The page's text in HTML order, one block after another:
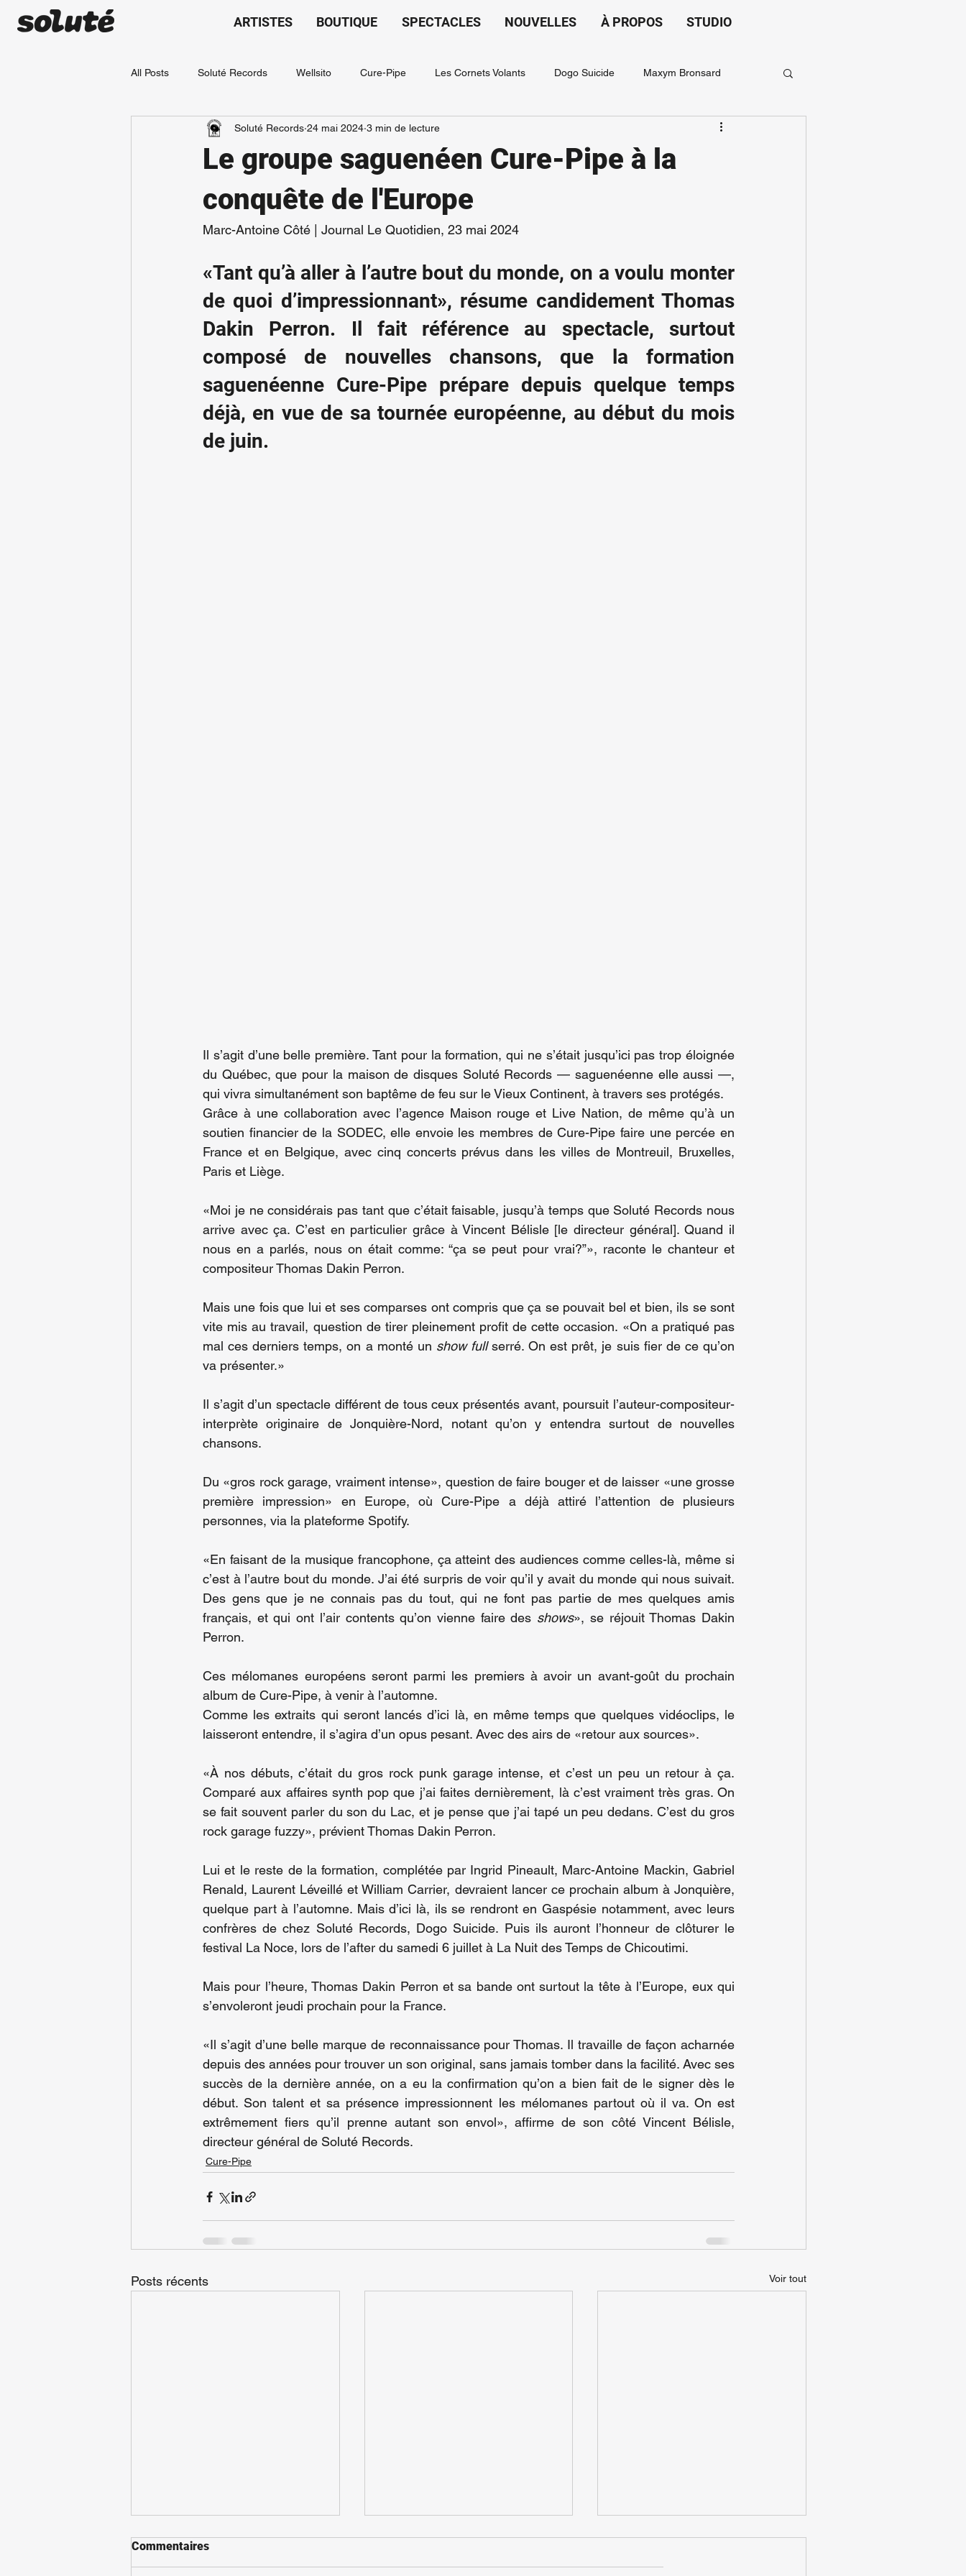
ARTISTES BOUTIQUE SPECTACLES NOUVELLES À PROPOS STUDIO
All Posts Soluté Records Wellsito Cure-Pipe Les Cornets Volants Dogo Suicide Maxym Bronsard
Le groupe saguenéen Cure-Pipe à la
conquête de l'Europe
Soluté Records 24 mai 2024 3 min de lecture
Marc-Antoine Côté | Journal Le Quotidien, 23 mai 2024
«Tant qu’à aller à l’autre bout du monde, on a voulu monter
de quoi d’impressionnant», résume candidement Thomas
Dakin Perron. Il fait référence au spectacle, surtout
composé de nouvelles chansons, que la formation
saguenéenne Cure-Pipe prépare depuis quelque temps
déjà, en vue de sa tournée européenne, au début du mois
de juin.
Il s’agit d’une belle première. Tant pour la formation, qui ne s’était jusqu’ici pas trop éloignée
du Québec, que pour la maison de disques Soluté Records — saguenéenne elle aussi —,
qui vivra simultanément son baptême de feu sur le Vieux Continent, à travers ses protégés.
Grâce à une collaboration avec l’agence Maison rouge et Live Nation, de même qu’à un
soutien financier de la SODEC, elle envoie les membres de Cure-Pipe faire une percée en
France et en Belgique, avec cinq concerts prévus dans les villes de Montreuil, Bruxelles,
Paris et Liège.
«Moi je ne considérais pas tant que c’était faisable, jusqu’à temps que Soluté Records nous
arrive avec ça. C’est en particulier grâce à Vincent Bélisle [le directeur général]. Quand il
nous en a parlés, nous on était comme: “ça se peut pour vrai?”», raconte le chanteur et
compositeur Thomas Dakin Perron.
Mais une fois que lui et ses comparses ont compris que ça se pouvait bel et bien, ils se sont
vite mis au travail, question de tirer pleinement profit de cette occasion. «On a pratiqué pas
mal ces derniers temps, on a monté un show full serré. On est prêt, je suis fier de ce qu’on
va présenter.»
Il s’agit d’un spectacle différent de tous ceux présentés avant, poursuit l’auteur-compositeur-
interprète originaire de Jonquière-Nord, notant qu’on y entendra surtout de nouvelles
chansons.
Du «gros rock garage, vraiment intense», question de faire bouger et de laisser «une grosse
première impression» en Europe, où Cure-Pipe a déjà attiré l’attention de plusieurs
personnes, via la plateforme Spotify.
«En faisant de la musique francophone, ça atteint des audiences comme celles-là, même si
c’est à l’autre bout du monde. J’ai été surpris de voir qu’il y avait du monde qui nous suivait.
Des gens que je ne connais pas du tout, qui ne font pas partie de mes quelques amis
français, et qui ont l’air contents qu’on vienne faire des shows», se réjouit Thomas Dakin
Perron.
Ces mélomanes européens seront parmi les premiers à avoir un avant-goût du prochain
album de Cure-Pipe, à venir à l’automne.
Comme les extraits qui seront lancés d’ici là, en même temps que quelques vidéoclips, le
laisseront entendre, il s’agira d’un opus pesant. Avec des airs de «retour aux sources».
«À nos débuts, c’était du gros rock punk garage intense, et c’est un peu un retour à ça.
Comparé aux affaires synth pop que j’ai faites dernièrement, là c’est vraiment très gras. On
se fait souvent parler du son du Lac, et je pense que j’ai tapé un peu dedans. C’est du gros
rock garage fuzzy», prévient Thomas Dakin Perron.
Lui et le reste de la formation, complétée par Ingrid Pineault, Marc-Antoine Mackin, Gabriel
Renald, Laurent Léveillé et William Carrier, devraient lancer ce prochain album à Jonquière,
quelque part à l’automne. Mais d’ici là, ils se rendront en Gaspésie notamment, avec leurs
confrères de chez Soluté Records, Dogo Suicide. Puis ils auront l’honneur de clôturer le
festival La Noce, lors de l’after du samedi 6 juillet à La Nuit des Temps de Chicoutimi.
Mais pour l’heure, Thomas Dakin Perron et sa bande ont surtout la tête à l’Europe, eux qui
s’envoleront jeudi prochain pour la France.
«Il s’agit d’une belle marque de reconnaissance pour Thomas. Il travaille de façon acharnée
depuis des années pour trouver un son original, sans jamais tomber dans la facilité. Avec ses
succès de la dernière année, on a eu la confirmation qu’on a bien fait de le signer dès le
début. Son talent et sa présence impressionnent les mélomanes partout où il va. On est
extrêmement fiers qu’il prenne autant son envol», affirme de son côté Vincent Bélisle,
directeur général de Soluté Records.
Cure-Pipe
Posts récents Voir tout
Commentaires